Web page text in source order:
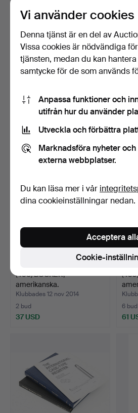
(462) BÖCKER,
amerikanska.
Klubbades 12 nov 2014
5 bud
74 USD
6 bud
54
(460) BÖCKER,
amerikanska.
Klubbades 12 nov 2014
2 bud
37 USD
6 bud
61
Vi använder cookies
Denna tjänst är en del av
Vissa cookies är nödvändiga
tjänsten, medan du kan
samtycke för de som används
Anpassa funktioner och
utifrån hur du använder
Utveckla och förbättra
Marknadsföra nyheter
externa webbplatser.
Du kan läsa mer i vår
dina cookieinställningar nedan.
Cookie-
Acceptera